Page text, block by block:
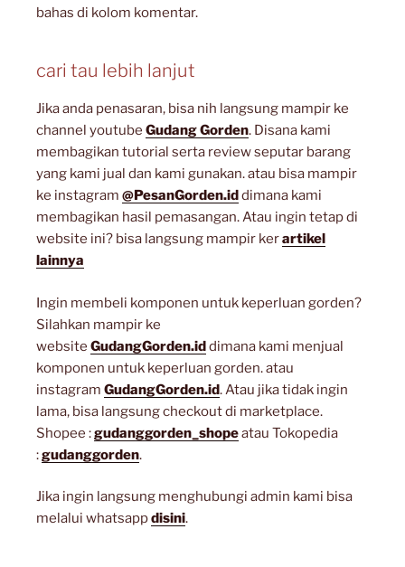
bahas di kolom komentar.
cari tau lebih lanjut
Jika anda penasaran, bisa nih langsung mampir ke
channel youtube Gudang Gorden. Disana kami
membagikan tutorial serta review seputar barang
yang kami jual dan kami gunakan. atau bisa mampir
ke instagram @PesanGorden.iddimana kami
membagikan hasil pemasangan. Atau ingin tetap di
website ini? bisa langsung mampir kerartikel
lainnya
Ingin membeli komponen untuk keperluan gorden?
Silahkan mampir ke
website GudangGorden.iddimana kami menjual
komponen untuk keperluan gorden. atau
instagram GudangGorden.id. Atau jika tidak ingin
lama, bisa langsung checkout di marketplace.
Shopee :gudanggorden_shopeatau Tokopedia
:gudanggorden.
Jika ingin langsung menghubungi admin kami bisa
melalui whatsappdisini.